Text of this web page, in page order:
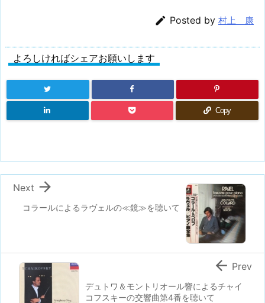
 Posted by 村上 康
よろしければシェアお願いします
Copy
コラールによるラヴェルの≪鏡≫を聴いて

Next
デュトワ＆モントリオール響によるチャイ
コフスキーの交響曲第4番を聴いて
 Prev